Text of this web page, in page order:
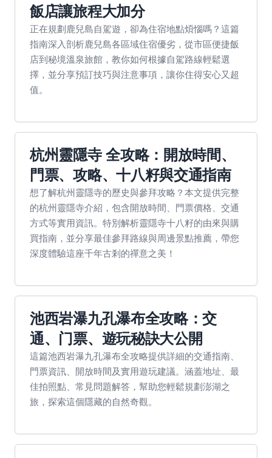
飯店讓旅程大加分
正在規劃鹿兒島自駕遊，卻為住宿地點煩惱嗎？這篇
指南深入剖析鹿兒島各區域住宿優劣，從市區便捷飯
店到秘境溫泉旅館，教你如何根據自駕路線輕鬆選
擇，並分享預訂技巧與注意事項，讓你住得安心又超
值。
杭州靈隱寺 全攻略：開放時間、
門票、攻略、十八籽與交通指南
想了解杭州靈隱寺的歷史與參拜攻略？本文提供完整
的杭州靈隱寺介紹，包含開放時間、門票價格、交通
方式等實用資訊。特別解析靈隱寺十八籽的由來與購
買指南，並分享最佳參拜路線與周邊景點推薦，帶您
深度體驗這座千年古剎的禪意之美！
池西岩瀑九孔瀑布全攻略：交
通、门票、遊玩秘訣大公開
這篇池西岩瀑九孔瀑布全攻略提供詳細的交通指南、
門票資訊、開放時間及實用遊玩建議。涵蓋地址、最
佳拍照點、常見問題解答，幫助您輕鬆規劃澎湖之
旅，探索這個隱藏的自然奇觀。